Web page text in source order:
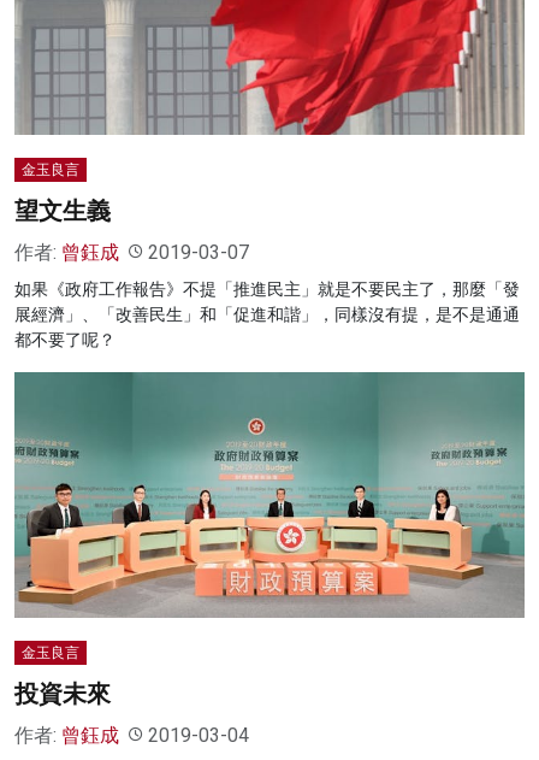
金玉良言
望文生義
作者: 曾鈺成 2019-03-07
如果《政府工作報告》不提「推進民主」就是不要民主了，那麼「發
展經濟」、「改善民生」和「促進和諧」，同樣沒有提，是不是通通
都不要了呢？
金玉良言
投資未來
作者: 曾鈺成 2019-03-04